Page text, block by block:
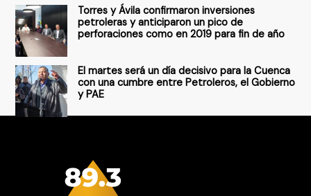
Torres y Ávila confirmaron inversiones
petroleras y anticiparon un pico de
perforaciones como en 2019 para fin de año
El martes será un día decisivo para la Cuenca
con una cumbre entre Petroleros, el Gobierno
y PAE